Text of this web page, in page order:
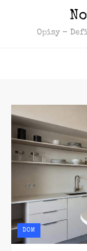
Opisy –
DOM